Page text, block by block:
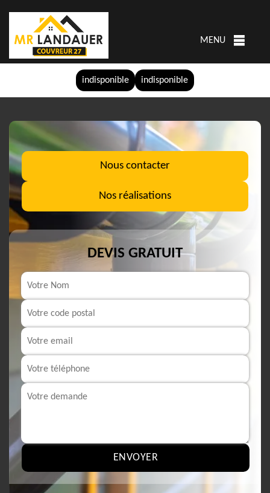
indisponible indisponible
MENU
Nous contacter
Nos réalisations
DEVIS GRATUIT